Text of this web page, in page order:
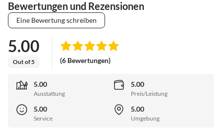
Bewertungen und Rezensionen
Eine Bewertung schreiben
5.00
Out of 5 (6 Bewertungen)
5.00
Ausstattung
5.00
Preis/Leistung
5.00
Service
5.00
Umgebung